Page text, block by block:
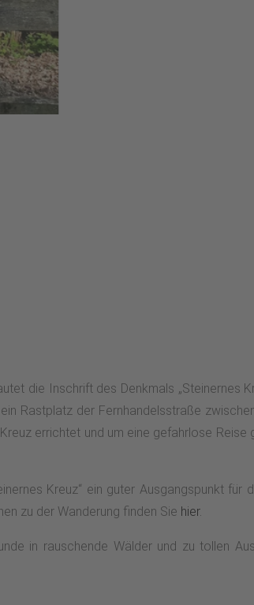
die Inschrift des Denkmals „Steinernes
Rastplatz der Fernhandelsstraße
errichtet und um eine gefahrlose
Kreuz“ ein guter Ausgangspunkt für
zu der Wanderung finden Sie hier.
in rauschende Wälder und zu tollen